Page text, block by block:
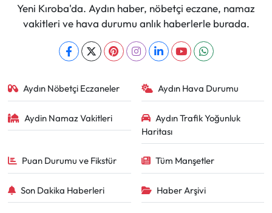
Yeni Kıroba'da. Aydın haber, nöbetçi eczane, namaz
vakitleri ve hava durumu anlık haberlerle burada.
Aydın Nöbetçi Eczaneler Aydın Hava Durumu
Aydin Namaz Vakitleri
Aydın Trafik Yoğunluk
Haritası
Puan Durumu ve Fikstür Tüm Manşetler
Son Dakika Haberleri Haber Arşivi